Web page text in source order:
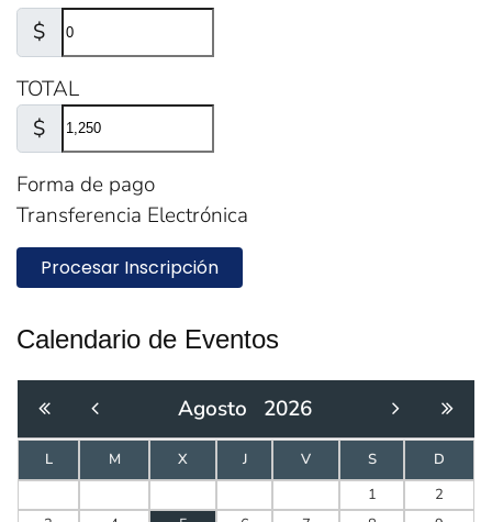
$
TOTAL
$
Forma de pago
Transferencia Electrónica
Calendario de Eventos
Agosto 2026
L M X J V S
D
1
2